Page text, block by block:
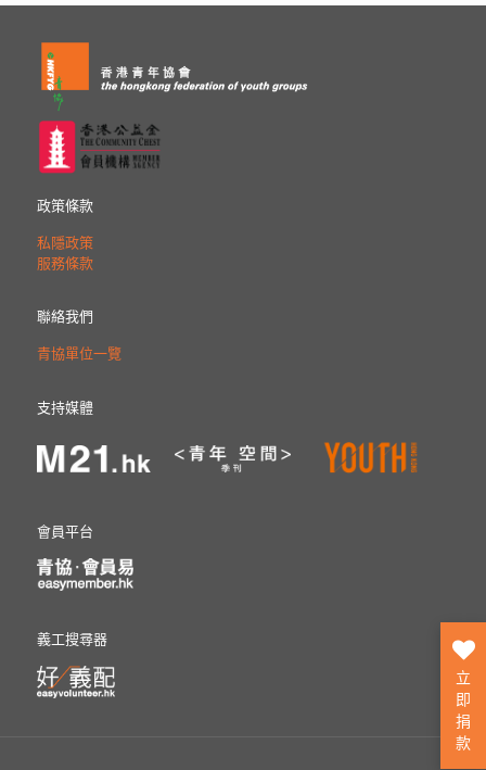
政策條款
私隱政策
服務條款
聯絡我們
青協單位一覽
支持媒體
會員平台
義工搜尋器
立
即
捐
款